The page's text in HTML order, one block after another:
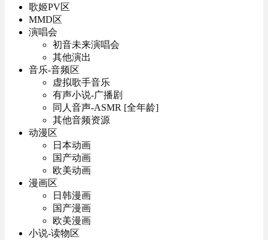
歌姬PV区
MMD区
演唱会
初音未来演唱会
其他演出
音乐-音频区
虚拟歌手音乐
有声小说-广播剧
同人音声-ASMR [全年龄]
其他音频资源
动漫区
日本动画
国产动画
欧美动画
漫画区
日韩漫画
国产漫画
欧美漫画
小说-读物区